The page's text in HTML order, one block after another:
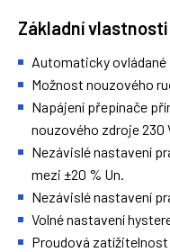
Základní vlastnosti
Automaticky ovládané
Možnost nouzového
Napájení přepínače
nouzového zdroje 230
Nezávislé nastavení
mezi ±20 % Un.
Nezávislé nastavení
Volné nastavení
Proudová zatížitelnost